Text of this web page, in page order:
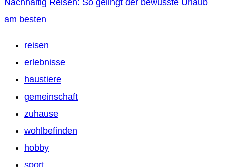
Nachhaltig Reisen: So gelingt der bewusste Urlaub
am besten
reisen
erlebnisse
haustiere
gemeinschaft
zuhause
wohlbefinden
hobby